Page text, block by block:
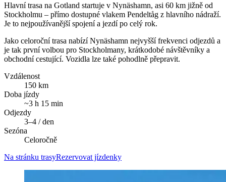
Hlavní trasa na Gotland startuje v Nynäshamn, asi 60 km jižně od
Stockholmu – přímo dostupné vlakem Pendeltåg z hlavního nádraží.
Je to nejpoužívanější spojení a jezdí po celý rok.
Jako celoroční trasa nabízí Nynäshamn nejvyšší frekvenci odjezdů a
je tak první volbou pro Stockholmany, krátkodobé návštěvníky a
obchodní cestující. Vozidla lze také pohodlně přepravit.
Vzdálenost
150 km
Doba jízdy
~3 h 15 min
Odjezdy
3–4 / den
Sezóna
Celoročně
Na stránku trasyRezervovat jízdenky